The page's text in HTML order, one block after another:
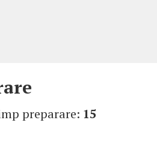
preparare: 15